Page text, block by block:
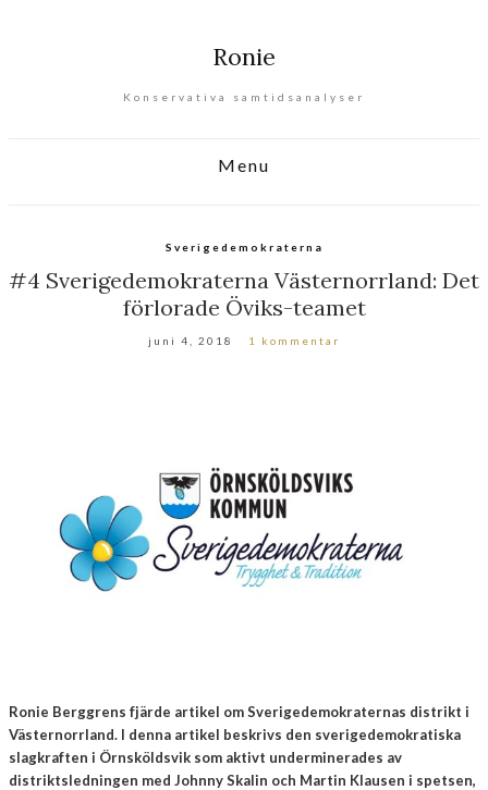
Ronie
Konservativa samtidsanalyser
Menu
Sverigedemokraterna
#4 Sverigedemokraterna Västernorrland: Det
förlorade Öviks-teamet
juni 4, 2018 1 kommentar
Ronie Berggrens fjärde artikel om Sverigedemokraternas distrikt i
Västernorrland. I denna artikel beskrivs den sverigedemokratiska
slagkraften i Örnsköldsvik som aktivt underminerades av
distriktsledningen med Johnny Skalin och Martin Klausen i spetsen,